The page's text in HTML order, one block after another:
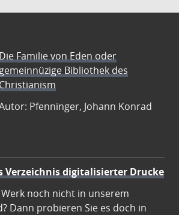
Die Familie von Eden oder
gemeinnüzige Bibliothek des
Christianism
Pfenninger, Johann Konrad
Verzeichnis digitalisierter Drucke
noch nicht in unserem
Dann probieren Sie es doch in